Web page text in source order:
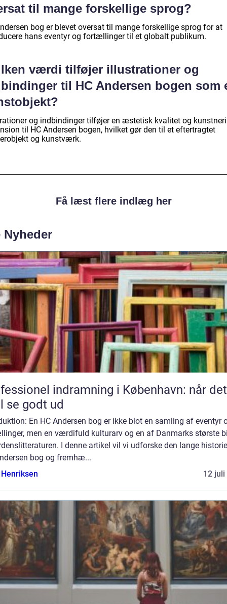
til mange forskellige sprog?
bog er blevet oversat til mange forskellige sprog for at
hans eventyr og fortællinger til et globalt publikum.
værdi tilføjer illustrationer og
til HC Andersen bogen som
og indbindinger tilføjer en æstetisk kvalitet og
til HC Andersen bogen, hvilket gør den til et eftertragtet
og kunstværk.
Få læst flere indlæg her
Nyheder
indramning i København: når det
se godt ud
En HC Andersen bog er ikke blot en samling af eventyr
men en værdifuld kulturarv og en af Danmarks største
I denne artikel vil vi udforske den lange
bog og fremhæ...
12 juli